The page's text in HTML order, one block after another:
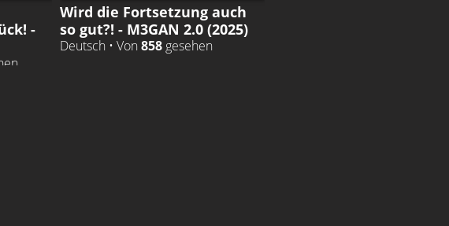
-
Wird die Fortsetzung auch
so gut?! - M3GAN 2.0 (2025)
Deutsch • Von 858 gesehen